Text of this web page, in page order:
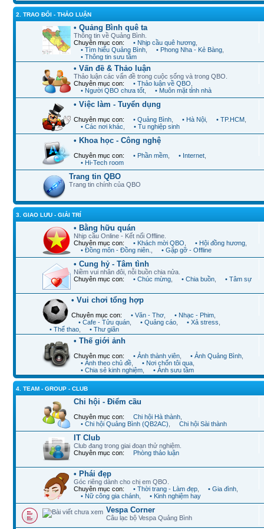
2. TRAO ĐỔI - THẢO LUẬN
• Quảng Bình quê ta
Thông tin về Quảng Bình.
Chuyên mục con:
• Nhịp cầu quê hương
• Tìm hiểu Quảng Bình
• Phong Nha - Kẻ Bàng
• Thông tin sưu tầm
• Vấn đề & Thảo luận
Thảo luận các vấn đề trong cuộc sống và trong QBO.
Chuyên mục con:
• Thảo luận về QBO
• Người QBO chưa tốt
• Muôn mặt tỉnh nhà
• Việc làm - Tuyển dụng
Chuyên mục con: • Quảng Bình • Hà Nội • TP.HCM
• Các nơi khác
• Tu nghiệp sinh
• Khoa học - Công nghệ
Chuyên mục con: • Phần mềm • Internet
• Hi-Tech room
Trang tin QBO
Trang tin chính của QBO
3. GIAO LƯU - GIẢI TRÍ
• Bằng hữu quán
Nhịp cầu Online - Kết nối Offline.
Chuyên mục con:
• Khách mời QBO • Hội đồng hương
• Đồng môn - Đồng niên.
• Gặp gỡ - Offline
• Cung hỷ - Tâm tình
Niềm vui nhân đôi, nỗi buồn chia nửa.
Chuyên mục con:
• Chúc mừng • Chia buồn • Tâm sự
• Vui chơi tổng hợp
Chuyên mục con: • Văn - Thơ • Nhạc - Phim
• Cafe - Tửu quán
• Quảng cáo • Xả stress
• Thể thao
• Thư giãn
• Thế giới ảnh
Chuyên mục con: • Ảnh thành viên • Ảnh Quảng Bình
• Ảnh theo chủ đề
• Nơi chốn tôi qua
• Chia sẻ kinh nghiệm
• Ảnh sưu tầm
4. TEAM - GROUP - CLUB
Chi hội - Điểm cầu
Chuyên mục con: Chi hội Hà thành
• Chi hội Quảng Bình (QB2AC)
Chi hội Sài thành
IT Club
Club đang trong giai đoạn thử nghiệm.
Chuyên mục con:
Phòng thảo luận
• Phái đẹp
Góc riêng dành cho chị em QBO.
Chuyên mục con:
• Thời trang - Làm đẹp • Gia đình
• Nữ công gia chánh
• Kinh nghiệm hay
Vespa Corner
Câu lạc bộ Vespa Quảng Bình